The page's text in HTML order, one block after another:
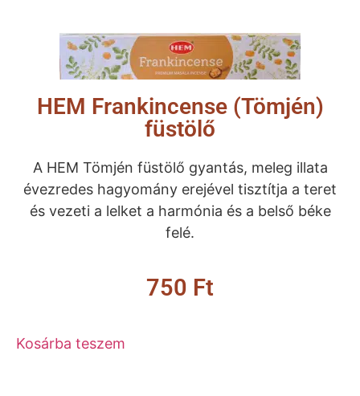
HEM Frankincense (Tömjén)
füstölő
A HEM Tömjén füstölő gyantás, meleg illata
évezredes hagyomány erejével tisztítja a teret
és vezeti a lelket a harmónia és a belső béke
felé.
750 Ft
Kosárba teszem